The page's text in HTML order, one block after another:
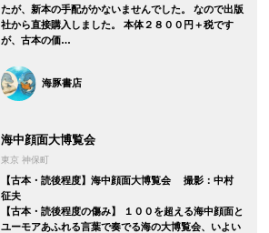
たが、新本の手配がかないませんでした。 なので出版
社から直接購入しました。 本体２８００円＋税です
が、古本の価…
海豚書店
海中顔面大博覧会
東京 神保町
【古本・読後程度】海中顔面大博覧会 撮影：中村
征夫
【古本・読後程度の傷み】 １００を超える海中顔面と
ユーモアあふれる言葉で奏でる海の大博覧会、いよい